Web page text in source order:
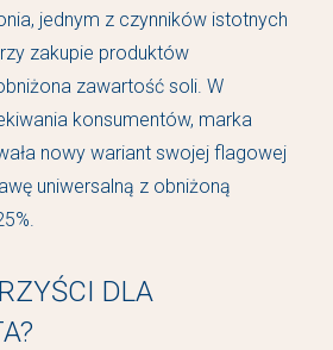
jednym z czynników istotnych
zakupie produktów
zawartość soli. W
konsumentów, marka
nowy wariant swojej flagowej
uniwersalną z obniżoną
DLA